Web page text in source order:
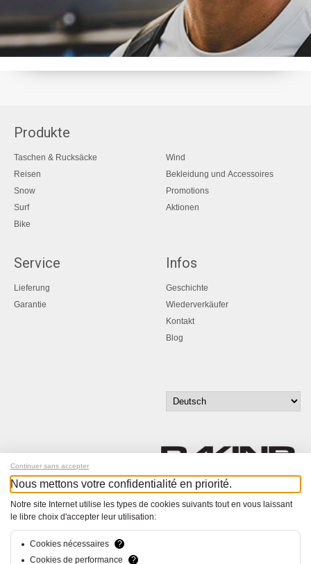
Produkte
Taschen & Rucksäcke
Reisen
Snow
Surf
Bike
Wind
Bekleidung und Accessoires
Promotions
Aktionen
Service
Lieferung
Garantie
Infos
Geschichte
Wiederverkäufer
Kontakt
Blog
© Bucher+Walt 2011-2026
Continuer sans accepter
Nous mettons votre confidentialité en priorité.
Notre site Internet utilise les types de cookies suivants tout en vous laissant
le libre choix d'accepter leur utilisation:
Cookies nécessaires
?
Cookies de performance
?